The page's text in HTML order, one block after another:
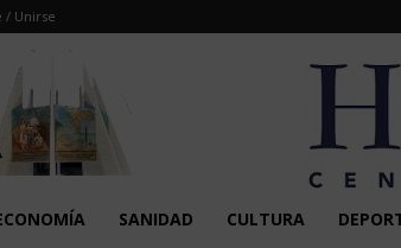
/ Unirse
SANIDAD CULTURA